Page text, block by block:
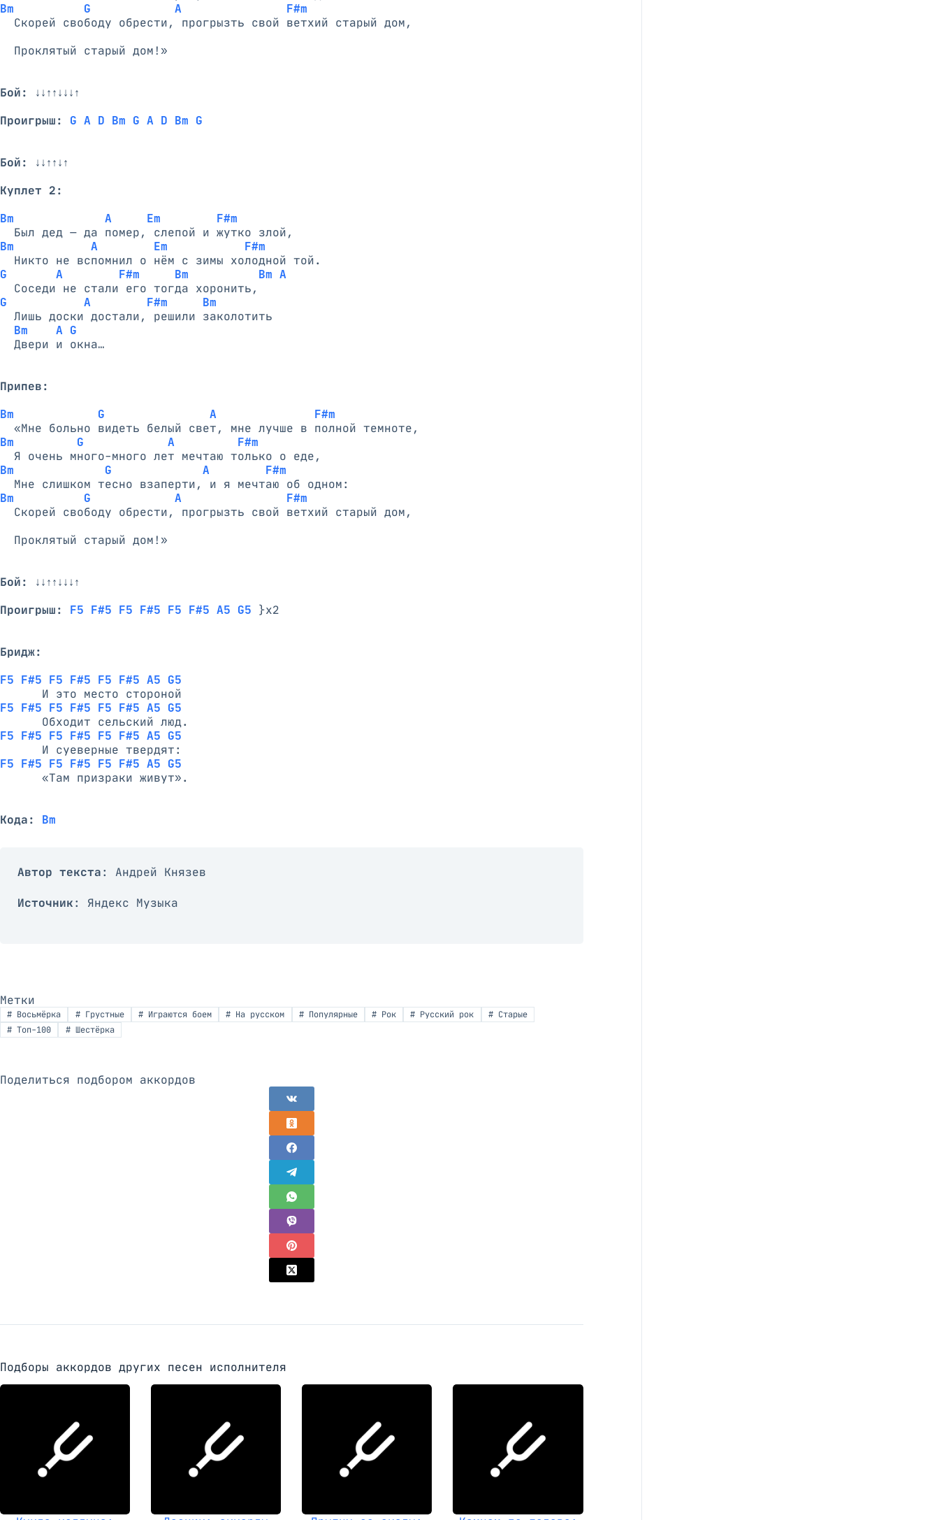
Bm          G            A               F#m
  Скорей свободу обрести, прогрызть свой ветхий старый дом,
  Проклятый старый дом!»
Бой:
↓↓↑↑↓↓↓↑
Проигрыш:
G A D Bm G A D Bm G
Бой:
↓↓↑↑↓↑
Куплет 2:
Bm             A     Em        F#m
Bm           A        Em           F#m
G       A        F#m     Bm          Bm A
G           A        F#m     Bm
  Лишь доски достали, решили заколотить
Bm    A G
  Двери и окна…
Припев:
Bm            G               A              F#m
Bm         G            A         F#m
Bm             G             A        F#m
Bm          G            A               F#m
  Скорей свободу обрести, прогрызть свой ветхий старый дом,
  Проклятый старый дом!»
Бой:
↓↓↑↑↓↓↓↑
Проигрыш:
F5 F#5 F5 F#5 F5 F#5 A5 G5 }x2
Бридж:
F5 F#5 F5 F#5 F5 F#5 A5 G5
F5 F#5 F5 F#5 F5 F#5 A5 G5
F5 F#5 F5 F#5 F5 F#5 A5 G5
F5 F#5 F5 F#5 F5 F#5 A5 G5
      «Там призраки живут».
Кода: Bm
Автор текста : Андрей Князев
Источник : Яндекс Музыка
Метки
# Восьмёрка #Грустные #Играются боем # На русском #Популярные # Рок # Русский рок #Старые
# Топ-100 #Шестёрка
Поделиться подбором аккордов
Подборы аккордов других песен исполнителя